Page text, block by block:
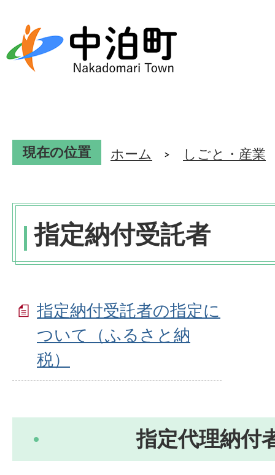
現在の位置 ホーム しごと・産業
指定納付受託者
指定納付受託者の指定に
ついて（ふるさと納
税）
指定代理納付